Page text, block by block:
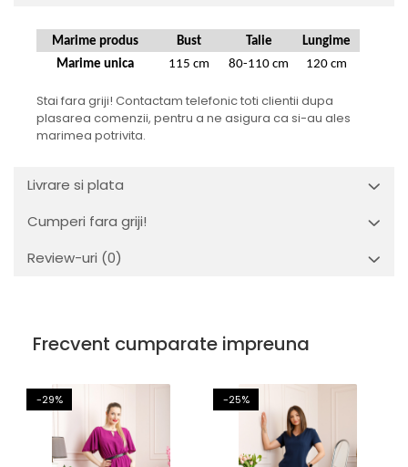
Marime produs Bust Talie
Lungime
Marime unica
115 cm 80-110 cm 120 cm
Stai fara griji! Contactam telefonic toti clientii dupa
plasarea comenzii, pentru a ne asigura ca si-au ales
marimea potrivita.
Livrare si plata
Cumperi fara griji!
Review-uri (0)
Frecvent cumparate impreuna
-29% -25%